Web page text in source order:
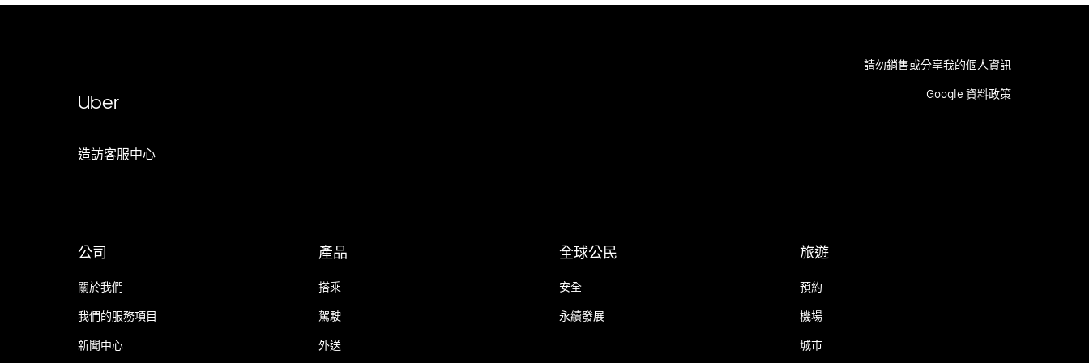
Uber
造訪客服中心
請勿銷售或分享我的個人資訊
Google 資料政策
公司
關於我們
我們的服務項目
新聞中心
產品
搭乘
駕駛
外送
全球公民
安全
永續發展
旅遊
預約
機場
城市